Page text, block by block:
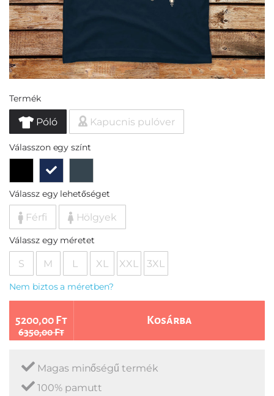
Termék
Póló Kapucnis pulóver
Válasszon egy színt
Válassz egy lehetőséget
Férfi Hölgyek
Válassz egy méretet
S M L XL XXL 3XL
Nem biztos a méretben?
5200,00 Ft
6350,00 Ft
Kosárba
Magas minőségű termék
100% pamutt